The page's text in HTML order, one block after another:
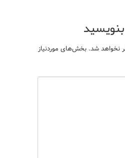
نخواهد شد. بخش‌های موردنیاز